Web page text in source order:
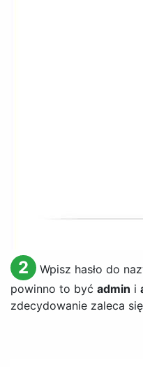
2
Wpisz hasło do
powinno to być admin i
zdecydowanie zaleca